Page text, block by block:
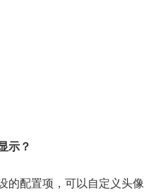
示？
的配置项，可以自定义头像